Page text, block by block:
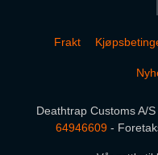
Frakt
Deathtrap Customs A/
64946609 -